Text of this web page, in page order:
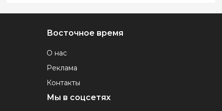
Восточное время
О нас
Реклама
Контакты
Мы в соцсетях